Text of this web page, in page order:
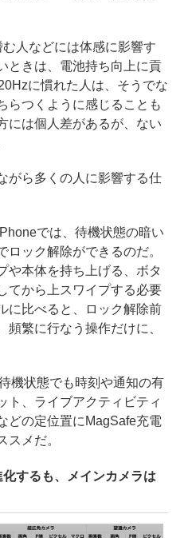
人などには体感に影響す
ときは、電池持ち向上に貢
に慣れた人は、そうでな
らつくように感じることも
には個人差があるが、ない
ら多くの人に影響する仕
では、待機状態の暗い
ック解除ができるのだ。
や本体を持ち上げる、ボタ
てから上スワイプする必要
に比べると、ロック解除前
繁に行なう操作だけに、
機状態でも時刻や通知の有
ト、ライブアクティビティ
どの定位置にMagSafe充電
スメだ。
するも、メインカメラは